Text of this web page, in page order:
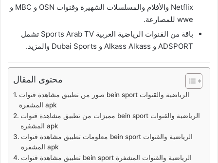
Netflix والأفلام والمسلسلات الشهيرة وقنوات OSN و MBC و
wwe للمصارعة.
باقة من القنوات الرياضية العربية Sports Arab TV تشمل
ADSPORT و Alkass Alkass و Dubai Sports والمزيد.
محتوى المقال
صور من تطبيق مشاهدة قنوات bein sport الرياضية والقنوات
المشفرة apk
مميزات من تطبيق مشاهدة قنوات bein sport الرياضية والقنوات
المشفرة apk
معلومات تطبيق مشاهدة قنوات bein sport الرياضية والقنوات
المشفرة apk
تطبيق مشاهدة قنوات bein sport الرياضية والقنوات المشفرة